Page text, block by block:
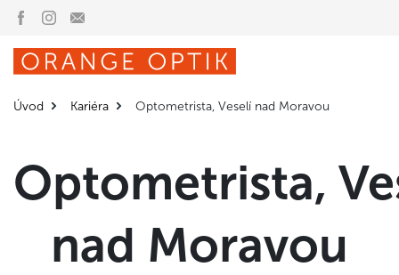
Úvod Kariéra Optometrista, Veselí nad Moravou
Optometrista,
nad Moravou